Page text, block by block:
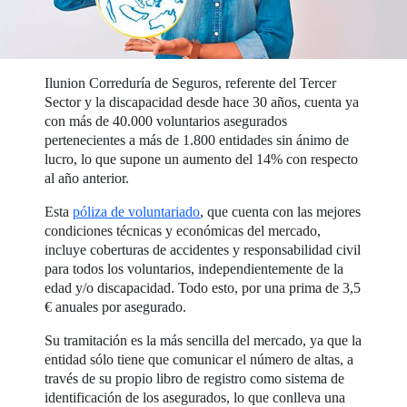
Ilunion Correduría de Seguros, referente del Tercer
Sector y la discapacidad desde hace 30 años, cuenta ya
con más de 40.000 voluntarios asegurados
pertenecientes a más de 1.800 entidades sin ánimo de
lucro, lo que supone un aumento del 14% con respecto
al año anterior.
Estapóliza de voluntariado, que cuenta con las mejores
condiciones técnicas y económicas del mercado,
incluye coberturas de accidentes y responsabilidad civil
para todos los voluntarios, independientemente de la
edad y/o discapacidad. Todo esto, por una prima de 3,5
€ anuales por asegurado.
Su tramitación es la más sencilla del mercado, ya que la
entidad sólo tiene que comunicar el número de altas, a
través de su propio libro de registro como sistema de
identificación de los asegurados, lo que conlleva una